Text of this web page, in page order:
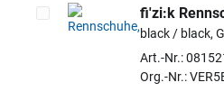
Artikel auswählen
fi'zi:k
black / black,
Art.-Nr.:
Org.-Nr.: